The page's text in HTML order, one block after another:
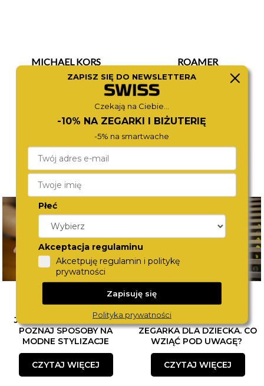
MICHAEL KORS
1 280,-
ROAMER
1 590,-
JAK ŁĄCZYĆ BIŻUTERIĘ?
POZNAJ SPOSOBY NA
MODNE STYLIZACJE
CZYTAJ WIĘCEJ
WYBÓR PIERWSZEGO
ZEGARKA DLA DZIECKA. CO
WZIĄĆ POD UWAGĘ?
CZYTAJ WIĘCEJ
ZAPISZ SIĘ DO NEWSLETTERA
Czekają na Ciebie...
-10% NA ZEGARKI I BIŻUTERIĘ
-5% na smartwache
Płeć
Akceptacja regulaminu
Akcetpuję regulamin i politykę
prywatności
Zapisuję się
Polityka prywatności